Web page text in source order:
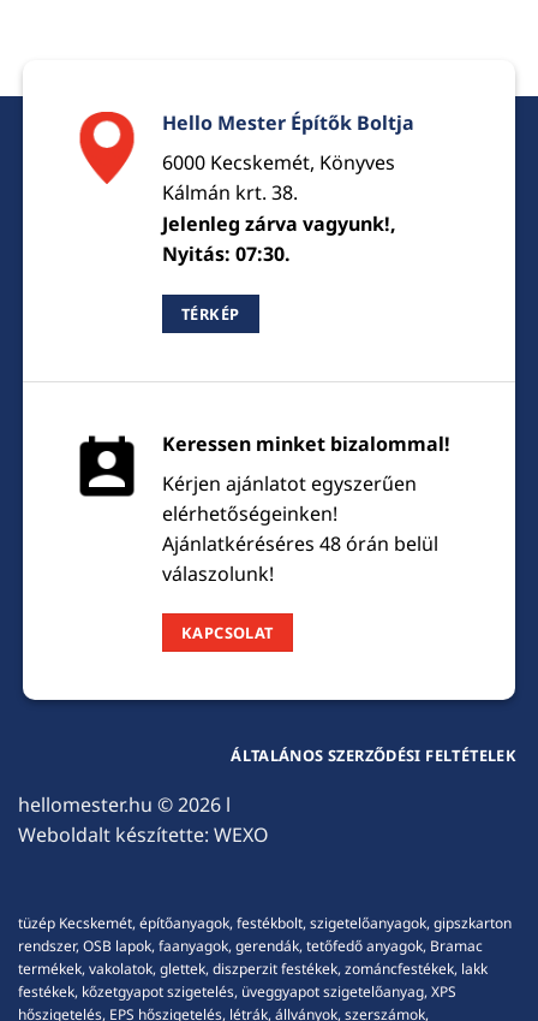
Hello Mester Építők Boltja
6000 Kecskemét, Könyves
Kálmán krt. 38.
Jelenleg zárva vagyunk!,
Nyitás: 07:30.
TÉRKÉP
Keressen minket bizalommal!
Kérjen ajánlatot egyszerűen
elérhetőségeinken!
Ajánlatkéréséres 48 órán belül
válaszolunk!
KAPCSOLAT
hellomester.hu © 2026 l
Weboldalt készítette: WEXO
ÁLTALÁNOS SZERZŐDÉSI FELTÉTELEK
tüzép Kecskemét, építőanyagok, festékbolt, szigetelőanyagok, gipszkarton
rendszer, OSB lapok, faanyagok, gerendák, tetőfedő anyagok, Bramac
termékek, vakolatok, glettek, diszperzit festékek, zománcfestékek, lakk
festékek, kőzetgyapot szigetelés, üveggyapot szigetelőanyag, XPS
hőszigetelés, EPS hőszigetelés, létrák, állványok, szerszámok,